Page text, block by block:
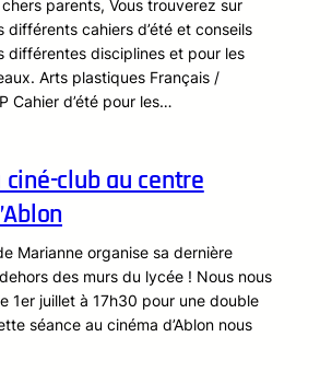
parents, Vous trouverez sur
différents cahiers d’été et conseils
différentes disciplines et pour les
Arts plastiques Français /
Cahier d’été pour les…
club au centre
Marianne organise sa dernière
des murs du lycée ! Nous nous
1er juillet à 17h30 pour une double
séance au cinéma d’Ablon nous